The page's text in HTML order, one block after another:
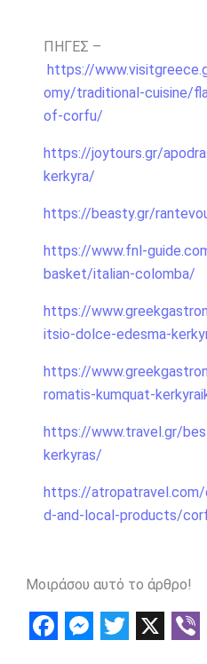
ΠΗΓΕΣ –
https://
omy/traditional-cuisine/
of-corfu/
https://joytours.gr/
kerkyra/
https://beasty.gr/
https://www.fnl-
basket/italian-colomba/
https://
itsio-dolce-edesma-
https://
romatis-kumquat-
https://www.travel.gr/
kerkyras/
https://
d-and-local-products/
Μοιράσου αυτό το άρθρο!